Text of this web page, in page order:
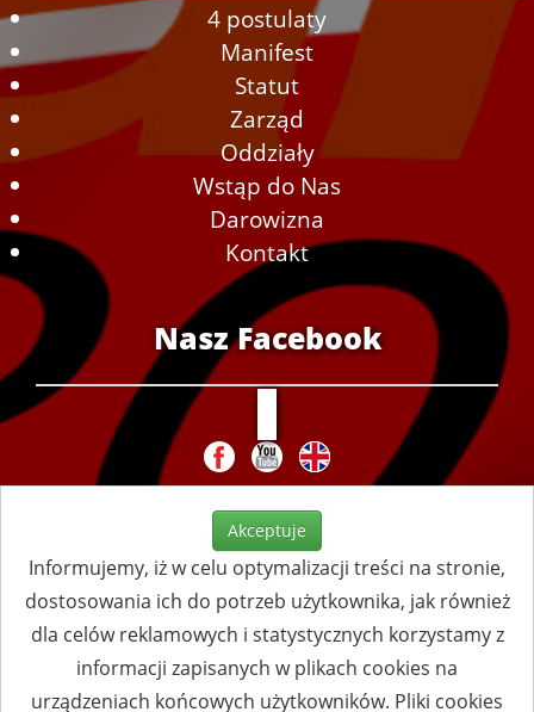
4 postulaty
Manifest
Statut
Zarząd
Oddziały
Wstąp do Nas
Darowizna
Kontakt
Nasz Facebook
Akceptuje
Informujemy, iż w celu optymalizacji treści na stronie,
dostosowania ich do potrzeb użytkownika, jak również
dla celów reklamowych i statystycznych korzystamy z
informacji zapisanych w plikach cookies na
urządzeniach końcowych użytkowników. Pliki cookies